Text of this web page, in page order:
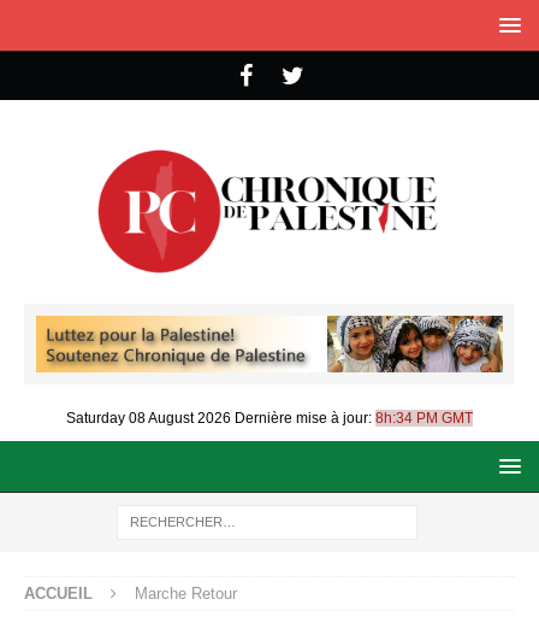
Saturday 08 August 2026 Dernière mise à jour: 8h:34 PM GMT
ACCUEIL Marche Retour